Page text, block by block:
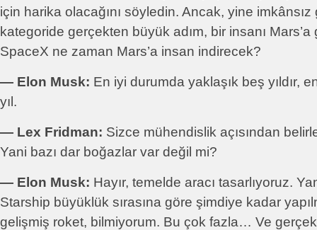
için harika olacağını söyledin. Ancak, yine
kategoride gerçekten büyük adım, bir insanı
SpaceX ne zaman Mars’a insan indirecek?
― Elon Musk: En iyi durumda yaklaşık beş yıldır,
yıl.
― Lex Fridman: Sizce mühendislik açısından
Yani bazı dar boğazlar var değil mi?
― Elon Musk: Hayır, temelde aracı tasarlıyoruz.
Starship büyüklük sırasına göre şimdiye kadar
gelişmiş roket, bilmiyorum. Bu çok fazla… Ve